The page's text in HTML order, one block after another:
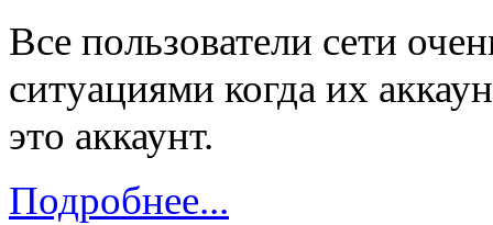
Все пользователи сети
ситуациями когда их
это аккаунт.
Подробнее...